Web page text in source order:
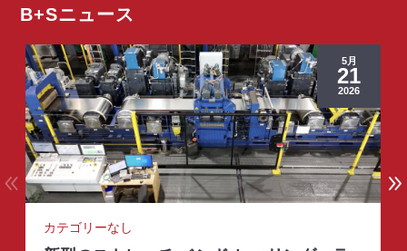
B+Sニュース
5月
21
2026
カテゴリーなし